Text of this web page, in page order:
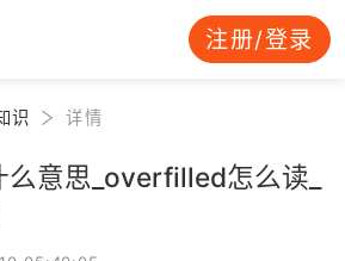
注册/登录
识 详情
意思_overfilled怎么读_